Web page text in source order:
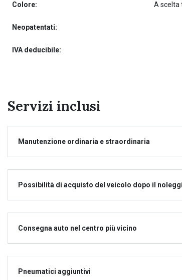
Colore: A scelta
Neopatentati:
IVA deducibile:
Servizi inclusi
Manutenzione ordinaria e straordinaria
Possibilità di acquisto del veicolo dopo il
Consegna auto nel centro più vicino
Pneumatici aggiuntivi